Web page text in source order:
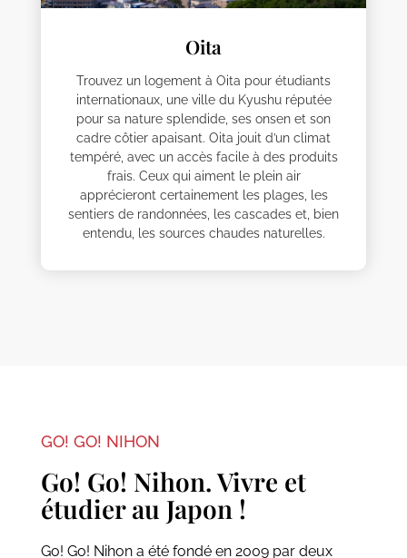
Oita
Trouvez un logement à Oita pour étudiants
internationaux, une ville du Kyushu réputée
pour sa nature splendide, ses onsen et son
cadre côtier apaisant. Oita jouit d’un climat
tempéré, avec un accès facile à des produits
frais. Ceux qui aiment le plein air
apprécieront certainement les plages, les
sentiers de randonnées, les cascades et, bien
entendu, les sources chaudes naturelles.
GO! GO! NIHON
Go! Go! Nihon. Vivre et
étudier au Japon !
Go! Go! Nihon a été fondé en 2009 par deux